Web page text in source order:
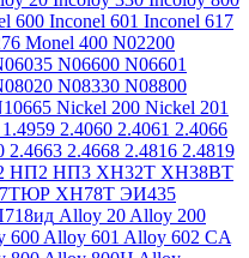
600 Inconel 601 Inconel 617
Monel 400 N02200
N06600 N06601
N08330 N08800
Nickel 200 Nickel 201
1.4959 2.4060 2.4061 2.4066
2.4663 2.4668 2.4816 2.4819
НП2 НП3 ХН32Т ХН38ВТ
ХН78Т ЭИ435
Alloy 20 Alloy 200
600 Alloy 601 Alloy 602 CA